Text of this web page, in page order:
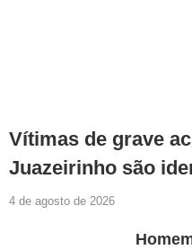
Vítimas de grave
Juazeirinho são
4 de agosto de 2026